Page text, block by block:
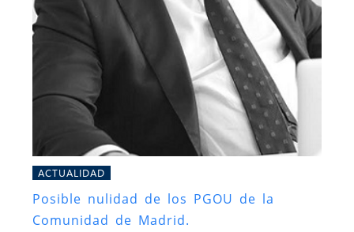
ACTUALIDAD
Posible nulidad de los PGOU de la
Comunidad de Madrid.